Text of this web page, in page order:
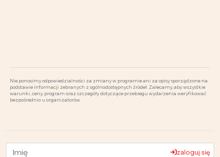
Nie ponosimy odpowiedzialności za zmiany w programie ani za opisy sporządzone na
podstawie informacji zebranych z ogólnodostępnych źródeł. Zalecamy, aby wszystkie
warunki, ceny, program oraz szczegóły dotyczące przebiegu wydarzenia weryfikować
bezpośrednio u organizatorów.
zaloguj się